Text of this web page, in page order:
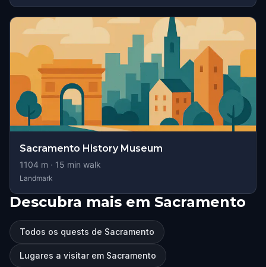
Sacramento History Museum
1104 m · 15 min walk
Landmark
Descubra mais em Sacramento
Todos os quests de Sacramento
Lugares a visitar em Sacramento